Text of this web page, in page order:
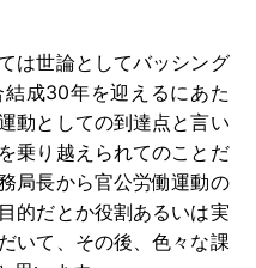
は世論としてバッシング
結成30年を迎えるにあた
動としての到達点と言い
乗り越えられてのことだ
局長から官公労働運動の
的だとか役割あるいは実
いて、その後、色々な課